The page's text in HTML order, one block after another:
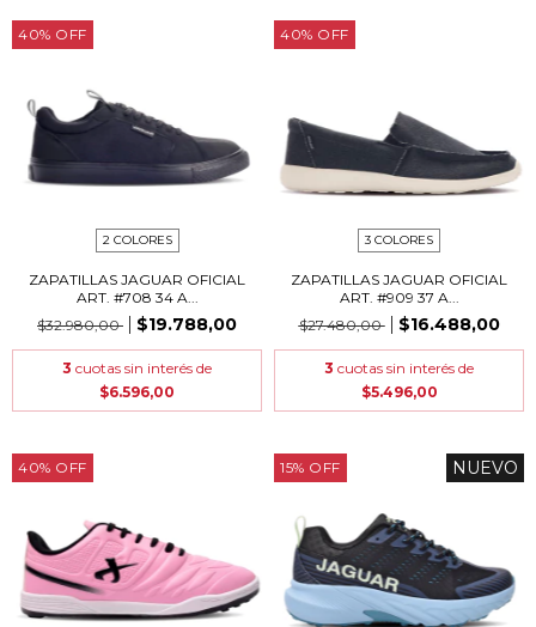
40% OFF
2 COLORES
ZAPATILLAS JAGUAR OFICIAL
ART. #708 34 A...
$32.980,00
$19.788,00
3 cuotas sin interés de
$6.596,00
40% OFF
3 COLORES
ZAPATILLAS JAGUAR OFICIAL
ART. #909 37 A...
$27.480,00
$16.488,00
3 cuotas sin interés de
$5.496,00
40% OFF 15% OFF NUEVO